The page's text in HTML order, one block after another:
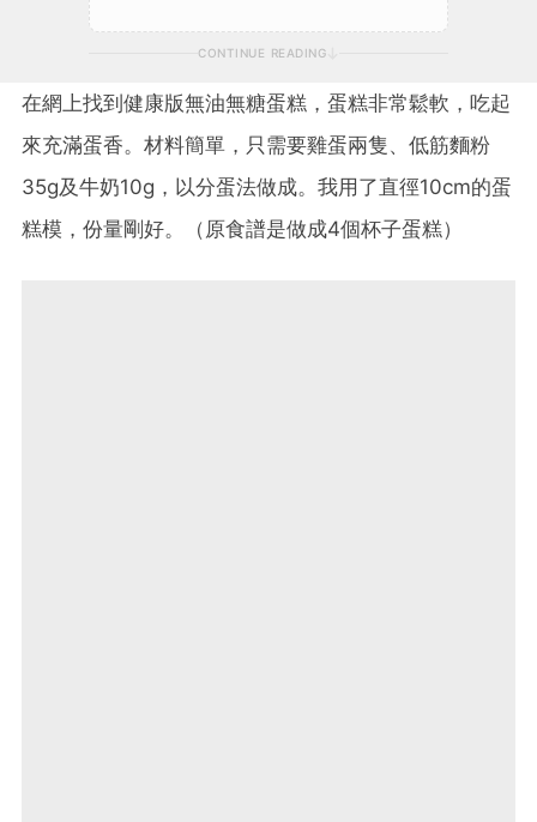
CONTINUE READING
在網上找到健康版無油無糖蛋糕，蛋糕非常鬆軟，吃起
來充滿蛋香。 材料簡單，只需要雞蛋兩隻、低筋麵粉
35g及牛奶10g， 以分蛋法做成。我用了直徑10cm的蛋
糕模，份量剛好。（ 原食譜是做成4個杯子蛋糕）